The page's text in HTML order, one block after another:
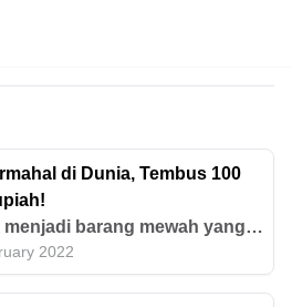
di Dunia, Tembus 100
menjadi barang mewah yang
investasi. Apa saja tas
di dunia? Cari tahu masing-
2022